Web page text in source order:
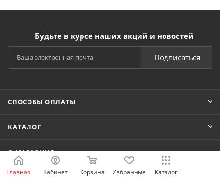
Будьте в курсе наших акций и новостей
Подписаться
СПОСОБЫ ОПЛАТЫ
КАТАЛОГ
О МАГАЗИНЕ
ПОДДЕРЖКА
Главная Кабинет Корзина Избранные Каталог